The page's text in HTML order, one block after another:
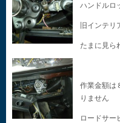
ハンドルロ
旧インテ
たまに見ら
作業金額は
りません
ロードサー